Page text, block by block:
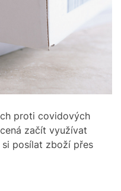
proti covidových
začít využívat
posílat zboží přes